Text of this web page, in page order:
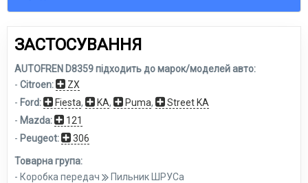
ЗАСТОСУВАННЯ
AUTOFREN D8359 підходить до марок/моделей авто:
- Citroen:
ZX
- Ford: Fiesta, KA, Puma,
Street KA
- Mazda:
121
- Peugeot: 306
Товарна група:
- Коробка передач
Пильник ШРУСа